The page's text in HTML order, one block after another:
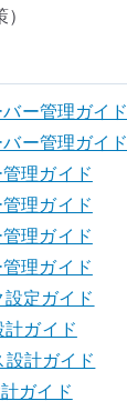
ー管理ガイド
ー管理ガイド
理ガイド
理ガイド
理ガイド
理ガイド
定ガイド
ガイド
計ガイド
ガイド